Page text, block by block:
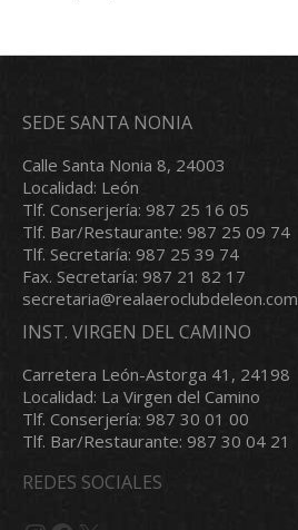
SEDE SANTA NONIA
Calle Santa Nonia 8, 24003
Localidad: León
Tlf. Conserjería: 987 25 16 05
Tlf. Bar/Restaurante: 987 25 09 74
Tlf. Secretaría: 987 25 39 74
Fax. Secretaría: 987 21 82 17
secretaria@realaeroclubdeleon.com
INST. VIRGEN DEL CAMINO
Carretera León-Astorga 41, 24198
Localidad: La Virgen del Camino
Tlf. Conserjería: 987 30 01 00
Tlf. Bar/Restaurante: 987 30 04 21
REDES SOCIALES